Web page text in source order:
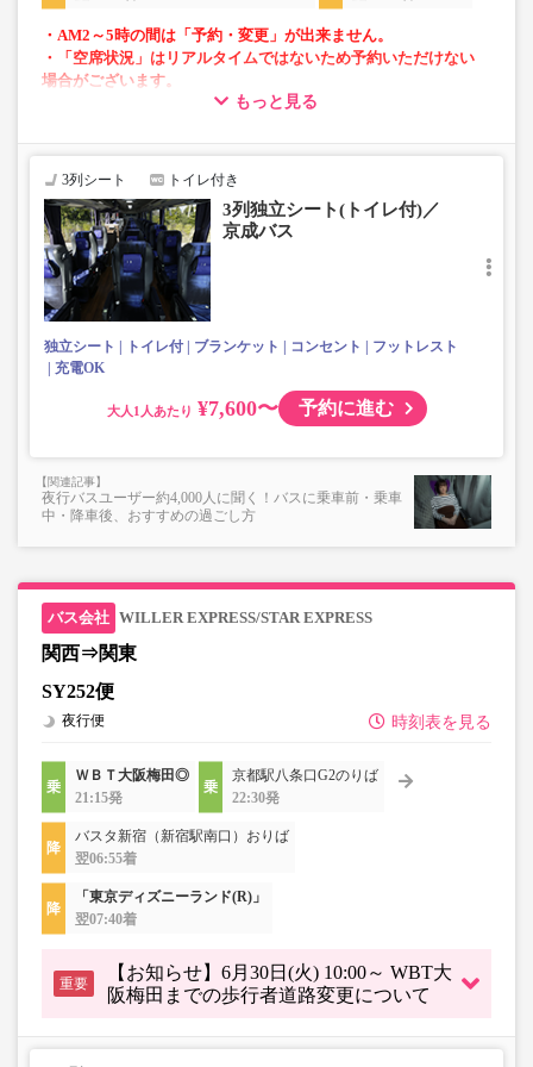
・AM2～5時の間は「予約・変更」が出来ません。
・「空席状況」はリアルタイムではないため予約いただけない
場合がございます。
・フリーWi-Fi対応
・長時間の移動でも安心の車内トイレあり
・車内を常時換気、車内を清掃、除菌
もっと見る
3列シート トイレ付き
3列独立シート(トイレ付)／
京成バス
独立シート トイレ付 ブランケット コンセント
フットレスト
充電OK
大人 ¥7,600〜 予約に進む
夜行バスユーザー約4,000人に聞く！バスに乗車前・乗車
中・降車後、おすすめの過ごし方
WILLER EXPRESS/STAR EXPRESS
関西⇒関東
SY252便
時刻表を見る
夜行便
ＷＢＴ大阪梅田◎
21:15発
京都駅八条口G2のりば
22:30発
バスタ新宿（新宿駅南口）おりば
翌06:55着
「東京ディズニーランド(R)」
翌07:40着
重要
【お知らせ】6月30日(火) 10:00～ WBT大
阪梅田までの歩行者道路変更について